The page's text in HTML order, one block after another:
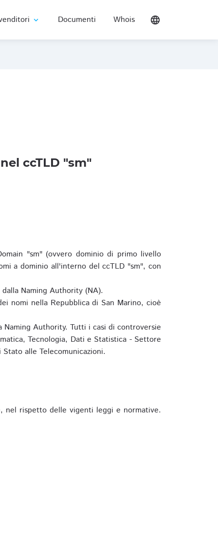
expand_more Documenti Whois language
ccTLD "sm"
"sm" (ovvero dominio di primo livello
a dominio all'interno del ccTLD "sm", con
Naming Authority (NA).
nomi nella Repubblica di San Marino, cioè
Authority. Tutti i casi di controversie
Tecnologia, Dati e Statistica - Settore
alle Telecomunicazioni.
nel rispetto delle vigenti leggi e normative.